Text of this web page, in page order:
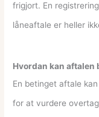
frigjort. En
låneaftale er heller
Hvordan kan
En betinget aftale
for at vurdere